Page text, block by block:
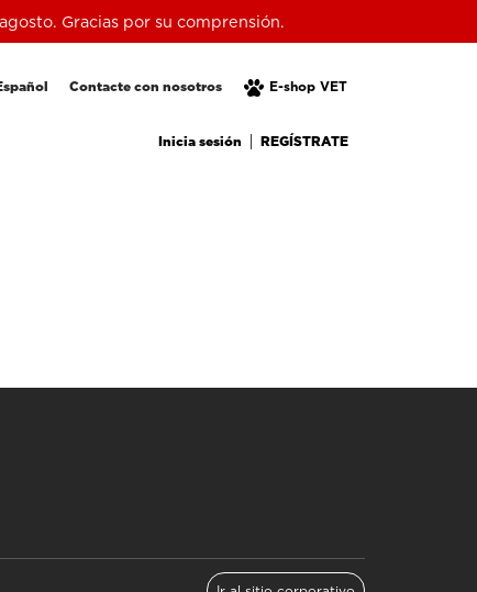
Gracias por su comprensión.
E-shop VET
Contacte con nosotros
Inicia sesión REGÍSTRATE